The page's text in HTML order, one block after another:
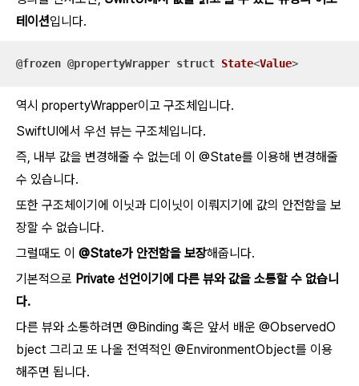
테이션입니다.
@frozen @propertyWrapper struct State<Value>
역시 propertyWrapper이고 구조체입니다.
SwiftUI에서 우선 뷰는 구조체입니다.
즉, 내부 값을 변경해줄 수 없는데 이 @State를 이용해 변경해줄
수 있습니다.
또한 구조체이기에 이닛과 디이닛이 이뤄지기에 값의 안전함을 보
장할 수 없습니다.
그럴때도 이 @State가 안전함을 보장해줍니다.
기본적으로 Private 선언이기에 다른 뷰와 값을 소통할 수 없습니
다.
다른 뷰와 소통하려면 @Binding 혹은 앞서 배운 @ObservedO
bject 그리고 또 나올 전역적인 @EnvironmentObject를 이용
해주면 됩니다.